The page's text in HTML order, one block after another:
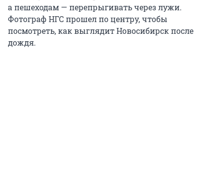
а пешеходам — перепрыгивать через лужи.
Фотограф НГС прошел по центру, чтобы
посмотреть, как выглядит Новосибирск после
дождя.